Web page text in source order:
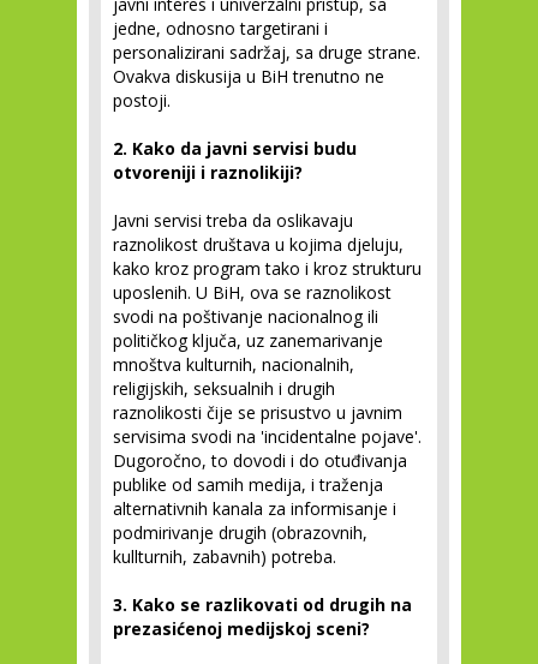
jedne, odnosno targetirani i
personalizirani sadržaj, sa druge strane.
Ovakva diskusija u BiH trenutno ne
postoji.
2. Kako da javni servisi budu
otvoreniji i raznolikiji?
Javni servisi treba da oslikavaju
raznolikost društava u kojima djeluju,
kako kroz program tako i kroz strukturu
uposlenih. U BiH, ova se raznolikost
svodi na poštivanje nacionalnog ili
političkog ključa, uz zanemarivanje
mnoštva kulturnih, nacionalnih,
religijskih, seksualnih i drugih
raznolikosti čije se prisustvo u javnim
servisima svodi na 'incidentalne pojave'.
Dugoročno, to dovodi i do otuđivanja
publike od samih medija, i traženja
alternativnih kanala za informisanje i
podmirivanje drugih (obrazovnih,
kullturnih, zabavnih) potreba.
3. Kako se razlikovati od drugih na
prezasićenoj medijskoj sceni?